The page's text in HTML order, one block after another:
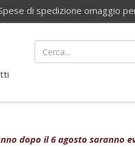
di spedizione omaggio
dopo il 6 agosto saranno